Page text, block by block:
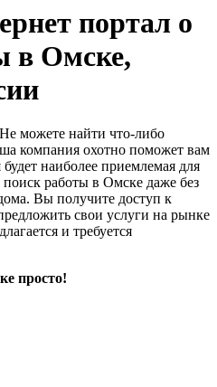
портал о
в Омске,
можете найти что-либо
компания охотно поможет вам
наиболее приемлемая для
работы в Омске даже без
Вы получите доступ к
свои услуги на рынке
и требуется
просто!